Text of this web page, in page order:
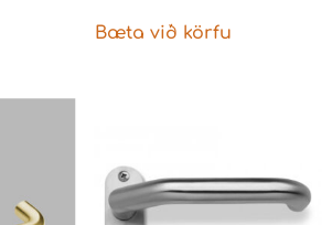
Bæta við körfu